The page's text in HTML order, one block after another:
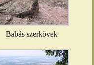
Babás szerkövek